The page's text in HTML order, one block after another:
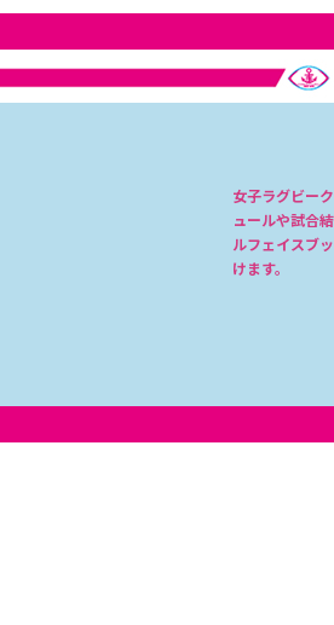
者:
女子ラグビー
ュールや試合
ルフェイスブ
けます。